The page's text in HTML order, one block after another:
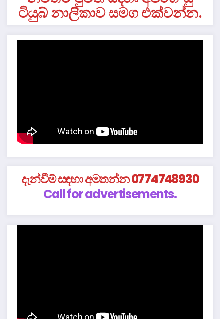
ටියුබ් නාලිකාව සමග එක්වන්න.
දැන්වීම් සඳහා අමතන්න 0774748930
Call for advertisements.